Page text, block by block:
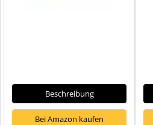
Beschreibung
Bei Amazon kaufen